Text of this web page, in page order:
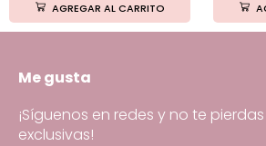
AGREGAR AL CARRITO
Me gusta
¡Síguenos en redes y no te
exclusivas!